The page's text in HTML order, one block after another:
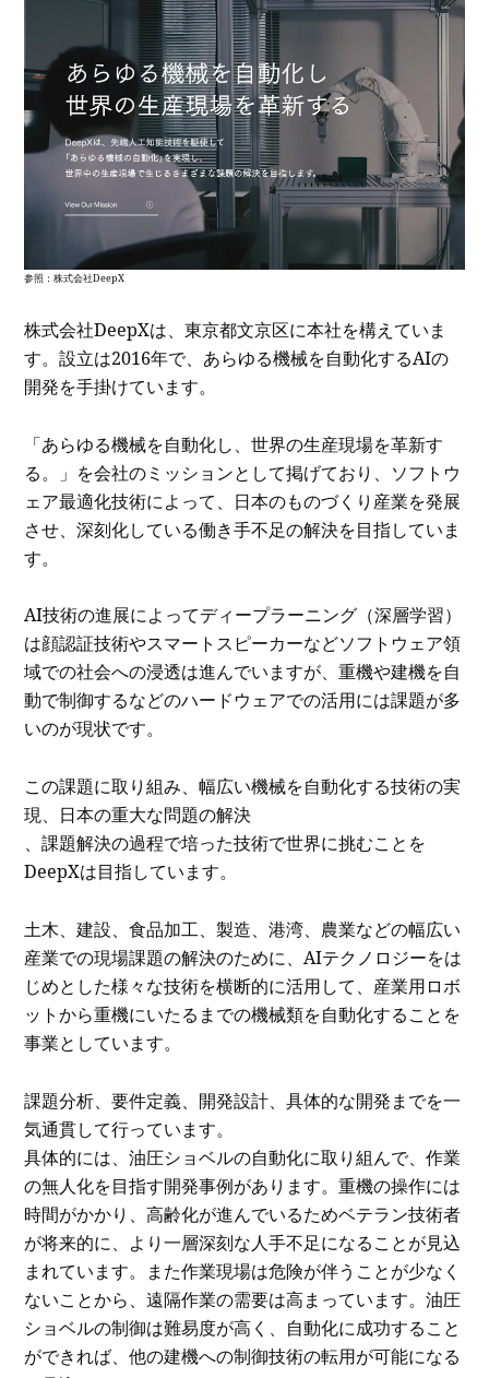
参照：株式会社DeepX
株式会社DeepXは、東京都文京区に本社を構えていま
す。設立は2016年で、あらゆる機械を自動化するAIの
開発を手掛けています。
「あらゆる機械を自動化し、世界の生産現場を革新す
る。」を会社のミッションとして掲げており、ソフトウ
ェア最適化技術によって、日本のものづくり産業を発展
させ、深刻化している働き手不足の解決を目指していま
す。
AI技術の進展によってディープラーニング（深層学習）
は顔認証技術やスマートスピーカーなどソフトウェア領
域での社会への浸透は進んでいますが、重機や建機を自
動で制御するなどのハードウェアでの活用には課題が多
いのが現状です。
この課題に取り組み、幅広い機械を自動化する技術の実
現、日本の重大な問題の解決
、課題解決の過程で培った技術で世界に挑むことを
DeepXは目指しています。
土木、建設、食品加工、製造、港湾、農業などの幅広い
産業での現場課題の解決のために、AIテクノロジーをは
じめとした様々な技術を横断的に活用して、産業用ロボ
ットから重機にいたるまでの機械類を自動化することを
事業としています。
課題分析、要件定義、開発設計、具体的な開発までを一
気通貫して行っています。
具体的には、油圧ショベルの自動化に取り組んで、作業
の無人化を目指す開発事例があります。重機の操作には
時間がかかり、高齢化が進んでいるためベテラン技術者
が将来的に、より一層深刻な人手不足になることが見込
まれています。また作業現場は危険が伴うことが少なく
ないことから、遠隔作業の需要は高まっています。油圧
ショベルの制御は難易度が高く、自動化に成功すること
ができれば、他の建機への制御技術の転用が可能になる